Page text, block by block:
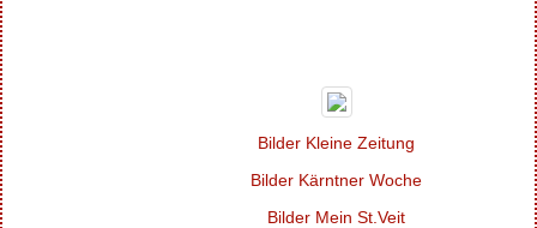
Bilder Kleine Zeitung
Bilder Kärntner Woche
Bilder Mein St.Veit